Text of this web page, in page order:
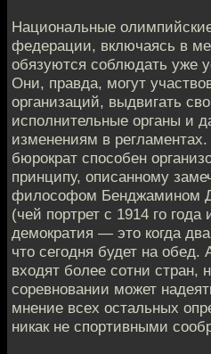
Национальные
федерации, включаясь в
обязуются соблюдать уже
Они, правда, могут
организаций, выдвигать
исполнительные органы и
изменениям в
бюрократ способен
принципу, описанному
философом Бенджамином
(чей портрет с 1914 го
демократия — это когда
что сегодня будет на
входят более сотни стран,
соревновании может
мнение всех остальных
никак не спортивными